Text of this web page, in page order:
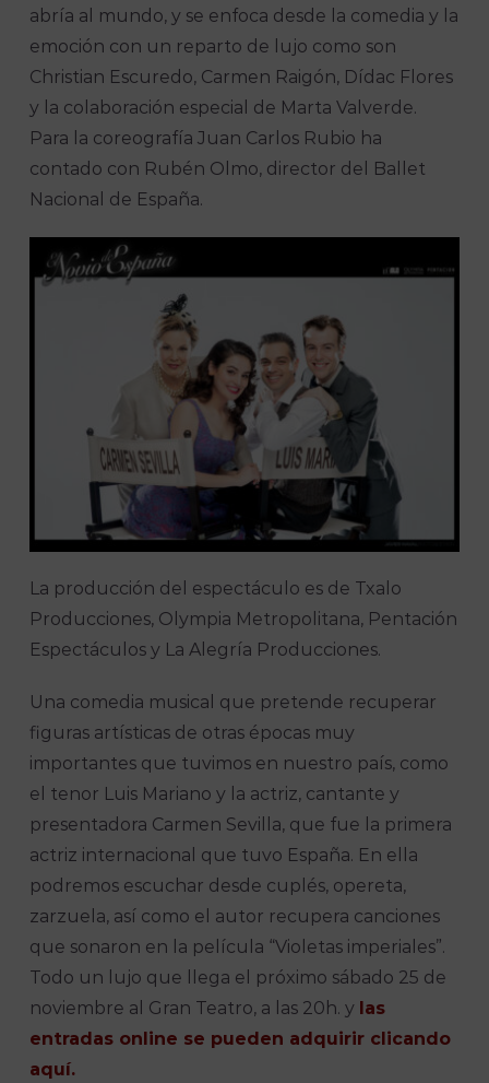
abría al mundo, y se enfoca desde la comedia y la
emoción con un reparto de lujo como son
Christian Escuredo, Carmen Raigón, Dídac Flores
y la colaboración especial de Marta Valverde.
Para la coreografía Juan Carlos Rubio ha
contado con Rubén Olmo, director del Ballet
Nacional de España.
La producción del espectáculo es de Txalo
Producciones, Olympia Metropolitana, Pentación
Espectáculos y La Alegría Producciones.
Una comedia musical que pretende recuperar
figuras artísticas de otras épocas muy
importantes que tuvimos en nuestro país, como
el tenor Luis Mariano y la actriz, cantante y
presentadora Carmen Sevilla, que fue la primera
actriz internacional que tuvo España. En ella
podremos escuchar desde cuplés, opereta,
zarzuela, así como el autor recupera canciones
que sonaron en la película “Violetas imperiales”.
Todo un lujo que llega el próximo sábado 25 de
noviembre al Gran Teatro, a las 20h. y las
entradas online se pueden adquirir clicando
aquí.